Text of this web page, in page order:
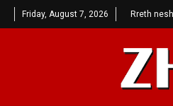
Friday, August 7, 2026 Rreth nesh